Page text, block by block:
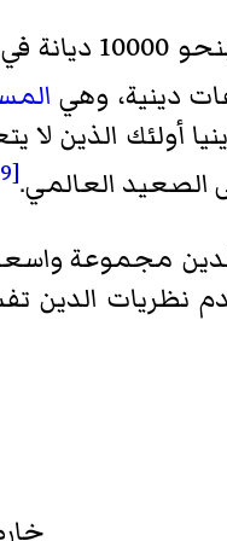
العالم،
دينية، وهي
أولئك الذين
الصعيد العالمي.[9]
مجموعة
نظريات الدين